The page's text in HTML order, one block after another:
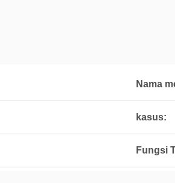
Nama
kasus:
Fungsi